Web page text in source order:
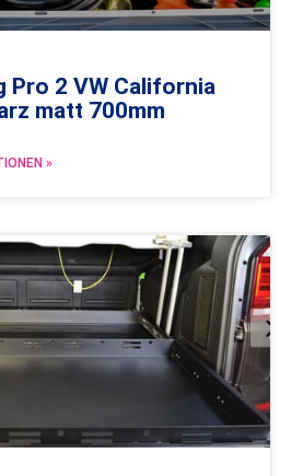
Pro 2 VW California
matt 700mm
»